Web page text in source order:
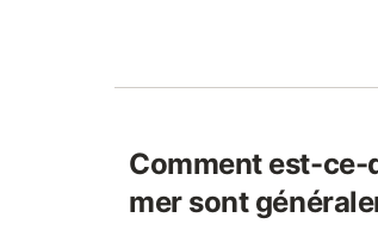
Comment est-ce-
mer sont